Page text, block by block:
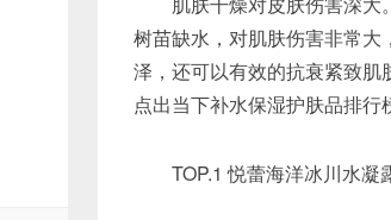
树苗缺水，对肌肤伤害非常
泽，还可以有效的抗衰紧致
点出当下补水保湿护肤品排行
TOP.1 悦蕾海洋冰川水凝